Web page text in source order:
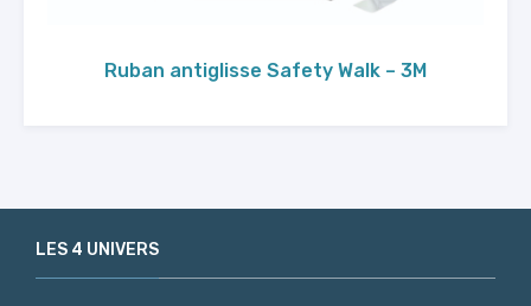
Ruban antiglisse Safety Walk – 3M
LES 4 UNIVERS